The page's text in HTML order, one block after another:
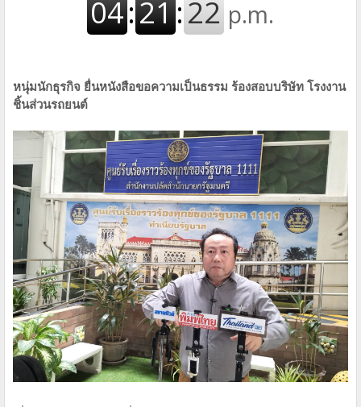
หนุ่มนักธุรกิจ ยื่นหนังสือขอความเป็นธรรม ร้องสอบบริษัท โรงงาน
ชิ้นส่วนรถยนต์